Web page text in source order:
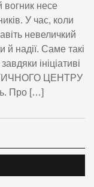
вогник несе
У час, коли
невеличкий
й надії. Саме такі
ініціативі
ЦЕНТРУ
Про […]